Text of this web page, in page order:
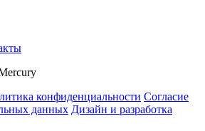
конфиденциальности Согласие
данных Дизайн и разработка